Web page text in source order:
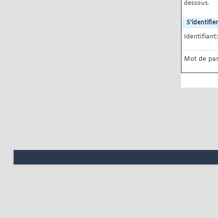
dessous.
S'identifier
Identifiant:
Mot de